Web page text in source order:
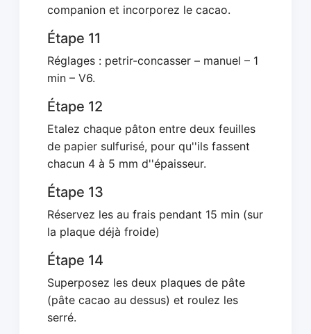
companion et incorporez le cacao.
Étape 11
Réglages : petrir-concasser – manuel – 1
min – V6.
Étape 12
Etalez chaque pâton entre deux feuilles
de papier sulfurisé, pour qu''ils fassent
chacun 4 à 5 mm d''épaisseur.
Étape 13
Réservez les au frais pendant 15 min (sur
la plaque déjà froide)
Étape 14
Superposez les deux plaques de pâte
(pâte cacao au dessus) et roulez les
serré.